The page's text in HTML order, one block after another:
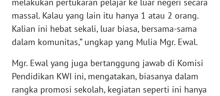
massal. Kalau yang lain itu hanya 1 atau 2 orang.
Kalian ini hebat sekali, luar biasa, bersama-sama
dalam komunitas,” ungkap yang Mulia Mgr. Ewal.
Mgr. Ewal yang juga bertanggung jawab di Komisi
Pendidikan KWI ini, mengatakan, biasanya dalam
rangka promosi sekolah, kegiatan seperti ini hanya
WN
JABAR
WN
WN
NTT